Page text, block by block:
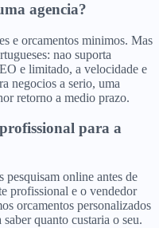
agencia?
e orcamentos minimos. Mas
nao suporta
e limitado, a velocidade e
negocios a serio, uma
retorno a medio prazo.
para a
online antes de
profissional e o vendedor
orcamentos personalizados
quanto custaria o seu.